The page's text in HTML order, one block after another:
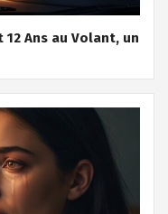
12 Ans au Volant, un